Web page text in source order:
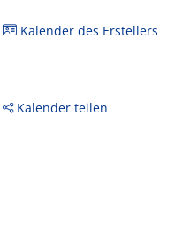
Kalender des Erstellers
Kalender teilen